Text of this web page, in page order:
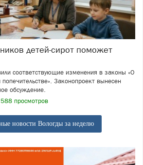
соответствующие изменения в законы «О
Законопроект вынесен
обсуждение.
просмотров
новости Вологды за неделю